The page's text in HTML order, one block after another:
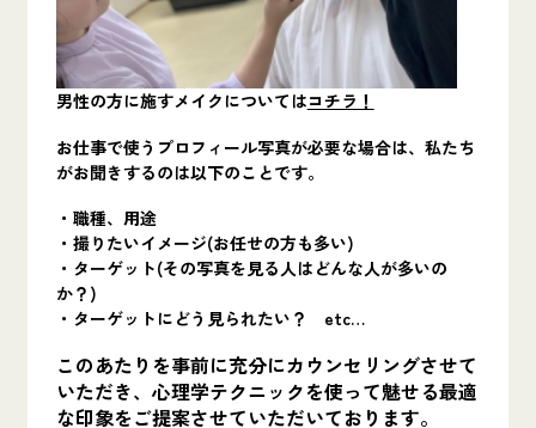
男性の方に施すメイクについてはコチラ！
お仕事で使うプロフィール写真が必要な場合は、私たち
がお聞きするのは以下のことです。
・職種、用途
・撮りたいイメージ(お任せの方も多い)
・ターゲット(その写真を見る人はどんな人が多いの
か？)
・ターゲットにどう見られたい？ etc…
このあたりを事前に充分にカウンセリングさせて
いただき、心理学テクニックを使って魅せる最適
な印象をご提案させていただいております。